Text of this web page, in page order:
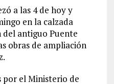
a las 4 de hoy y
en la calzada
antiguo Puente
obras de ampliación
por el Ministerio de